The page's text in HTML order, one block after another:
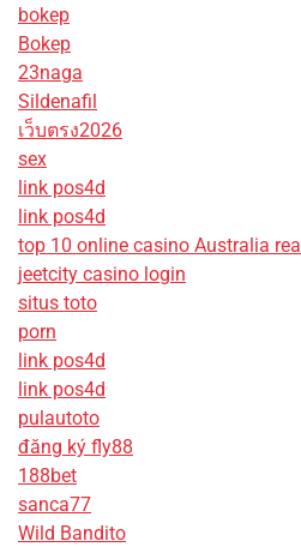
bokep
Bokep
23naga
Sildenafil
เว็บตรง2026
sex
link pos4d
link pos4d
top 10 online casino Australia
jeetcity casino login
situs toto
porn
link pos4d
link pos4d
pulautoto
đăng ký fly88
188bet
sanca77
Wild Bandito